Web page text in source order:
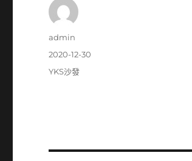
作
admin
發
2020-12-30
分
YKS沙發